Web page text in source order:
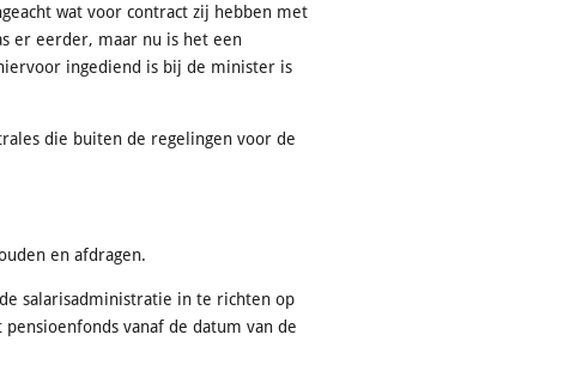
wat voor contract zij hebben met
er eerder, maar nu is het een
ingediend is bij de minister is
die buiten de regelingen voor de
en afdragen.
salarisadministratie in te richten op
vanaf de datum van de